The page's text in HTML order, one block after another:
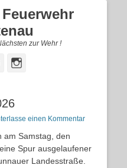
zur Wehr !
einen Kommentar
am Samstag, den
Spur ausgelaufener
Landesstraße.